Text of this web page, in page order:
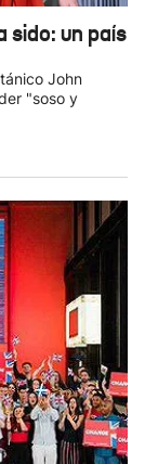
sido: un país
John
"soso y